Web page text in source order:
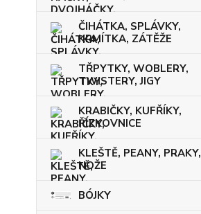
ČIHÁTKA, SPLÁVKY,
KRMÍTKA, ZÁTĚŽE
TŘPYTKY, WOBLERY,
TWISTERY, JIGY
KRABIČKY, KUFŘÍKY,
ŘÍZKOVNICE
KLEŠTĚ, PEANY, PRAKY,
NOŽE
BÓJKY